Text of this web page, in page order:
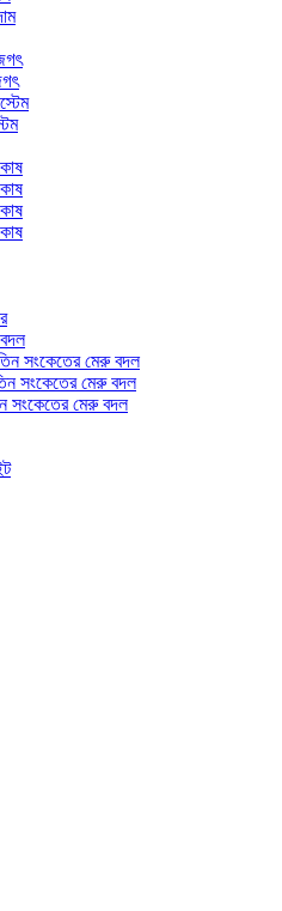
সংকেতের মেরু বদল
সংকেতের মেরু বদল
সংকেতের মেরু বদল